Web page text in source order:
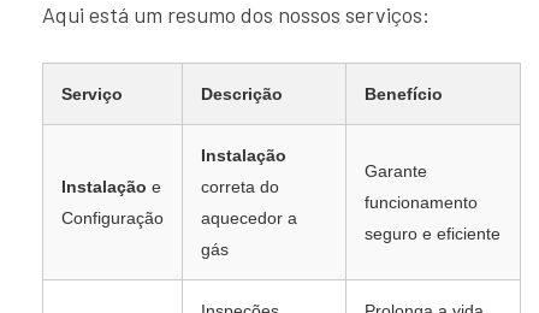
Aqui está um resumo dos nossos serviços:
Serviço Descrição Benefício
Instalação e
Configuração
Instalação
correta do
aquecedor a
gás
Garante
funcionamento
seguro e eficiente